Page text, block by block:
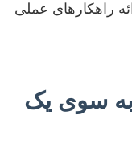
راهکارهای عملی
سوی یک